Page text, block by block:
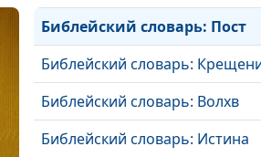
Библейский словарь: Пост
Библейский словарь:
Библейский словарь: Волхв
Библейский словарь: Истина